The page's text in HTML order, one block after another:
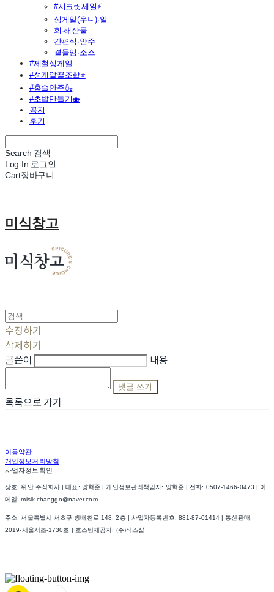
#시크릿세일⚡
성게알(우니)·알
회·해산물
간편식·안주
곁들임·소스
#제철성게알
#성게알꿀조합⭐
#홈술안주🍶
#초밥만들기🍣
공지
후기
Search 검색
Log In 로그인
Cart장바구니
미식창고
수정하기
삭제하기
글쓴이
내용
댓글 쓰기
목록으로 가기
이용약관
개인정보처리방침
사업자정보확인
상호: 위안 주식회사 | 대표: 양혁준 | 개인정보관리책임자: 양혁준 | 전화: 0507-1466-0473 | 이
메일: misik-changgo@naver.com
주소: 서울특별시 서초구 방배천로 148, 2층 | 사업자등록번호: 881-87-01414 | 통신판매:
2019-서울서초-1730호
| 호스팅제공자: (주)식스샵